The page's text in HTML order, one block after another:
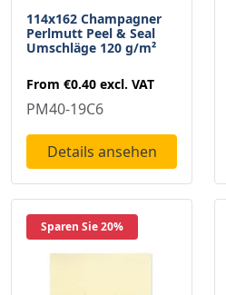
114x162 Champagner
Perlmutt Peel & Seal
Umschläge 120 g/m²
From €0.40 excl. VAT
PM40-19C6
Details ansehen
Sparen Sie 20%